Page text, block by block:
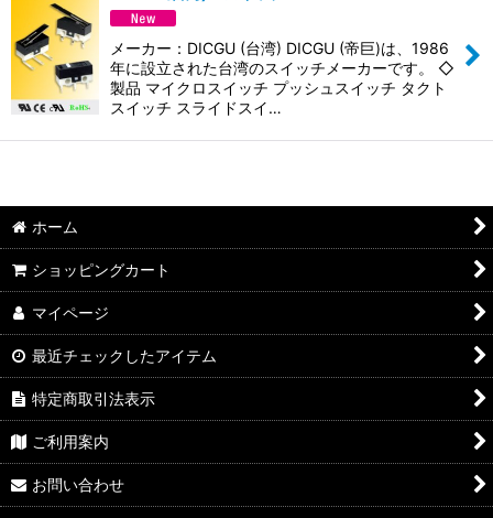
並び順:
絞り込む
メーカー：DICGU (台湾) DICGU (帝巨)は、1986
年に設立された台湾のスイッチメーカーです。 ◇
製品 マイクロスイッチ プッシュスイッチ タクト
スイッチ スライドスイ…
ホーム
ショッピングカート
マイページ
最近チェックしたアイテム
特定商取引法表示
ご利用案内
お問い合わせ